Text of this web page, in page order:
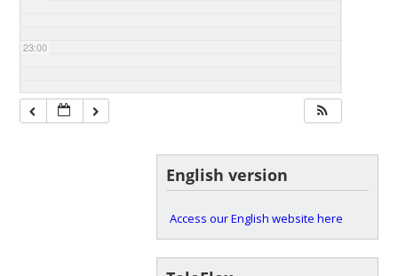
23:00
English version
Access our English website here